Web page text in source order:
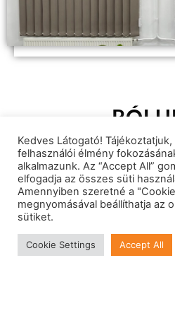
SZERELÉS
Kedves Látogató!
felhasználói élmény
alkalmazunk. Az “Accept All”
elfogadja az összes süti
Amennyiben szeretné a
megnyomásával beállíthatja az
sütiket.
Cookie Settings Accept All